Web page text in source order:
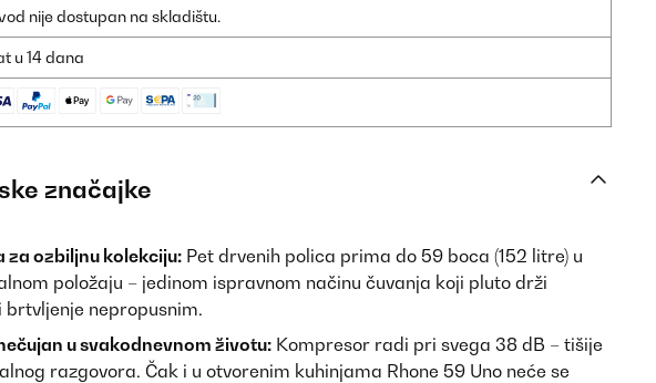
nije dostupan na skladištu.
u 14 dana
značajke
za ozbiljnu kolekciju: Pet drvenih polica prima do 59 boca (152 litre) u
položaju – jedinom ispravnom načinu čuvanja koji pluto drži
brtvljenje nepropusnim.
u svakodnevnom životu: Kompresor radi pri svega 38 dB – tišije
razgovora. Čak i u otvorenim kuhinjama Rhone 59 Uno neće se